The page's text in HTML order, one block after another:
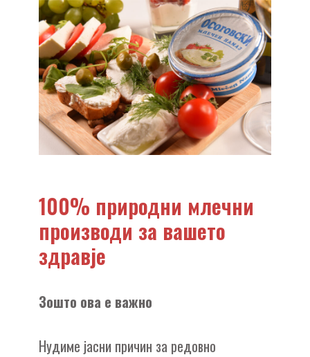
100% природни млечни
производи за вашето
здравје
Зошто ова е важно
Нудиме јасни причин за редовно